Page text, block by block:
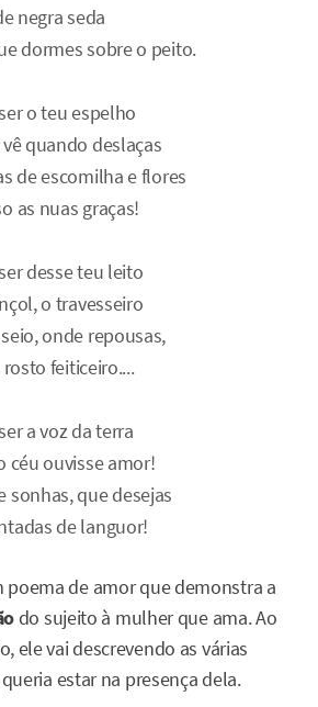
negra seda
dormes sobre o peito.
o teu espelho
quando deslaças
de escomilha e flores
as nuas graças!
desse teu leito
o travesseiro
onde repousas,
feiticeiro....
a voz da terra
céu ouvisse amor!
sonhas, que desejas
de languor!
poema de amor que demonstra a
do sujeito à mulher que ama. Ao
ele vai descrevendo as várias
estar na presença dela.